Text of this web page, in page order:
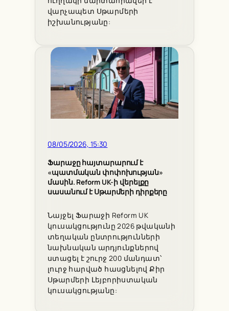
վարչապետ Սթարմերի
իշխանությանը:
08/05/2026, 15:30
Ֆարաջը հայտարարում է
«պատմական փոփոխության»
մասին. Reform UK-ի վերելքը
սասանում է Սթարմերի դիրքերը
Նայջել Ֆարաջի Reform UK
կուսակցությունը 2026 թվականի
տեղական ընտրությունների
նախնական արդյունքներով
ստացել է շուրջ 200 մանդատ՝
լուրջ հարված հասցնելով Քիր
Սթարմերի Լեյբորիստական
կուսակցությանը: